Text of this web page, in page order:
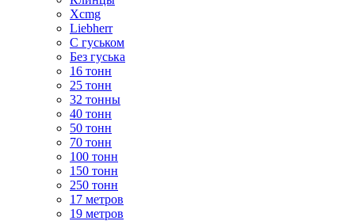
Xcmg
Liebherr
С гуськом
Без гуська
16 тонн
25 тонн
32 тонны
40 тонн
50 тонн
70 тонн
100 тонн
150 тонн
250 тонн
17 метров
19 метров